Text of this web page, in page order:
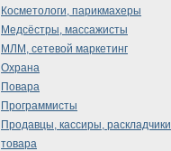
Косметологи, парикмахеры
Медсёстры, массажисты
МЛМ, сетевой маркетинг
Охрана
Повара
Программисты
Продавцы, кассиры, раскладчики
товара